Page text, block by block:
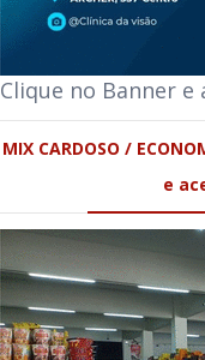
Clique no Banner e
MIX CARDOSO /
e